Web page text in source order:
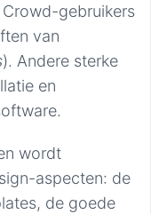
gebruikers
van
). Andere sterke
en
wordt
aspecten: de
de goede